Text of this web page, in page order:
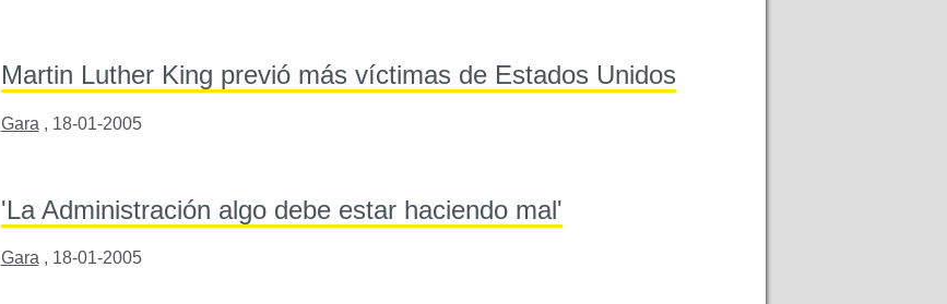
Martin Luther King previó más víctimas de Estados Unidos
Gara , 18-01-2005
'La Administración algo debe estar haciendo mal'
Gara , 18-01-2005